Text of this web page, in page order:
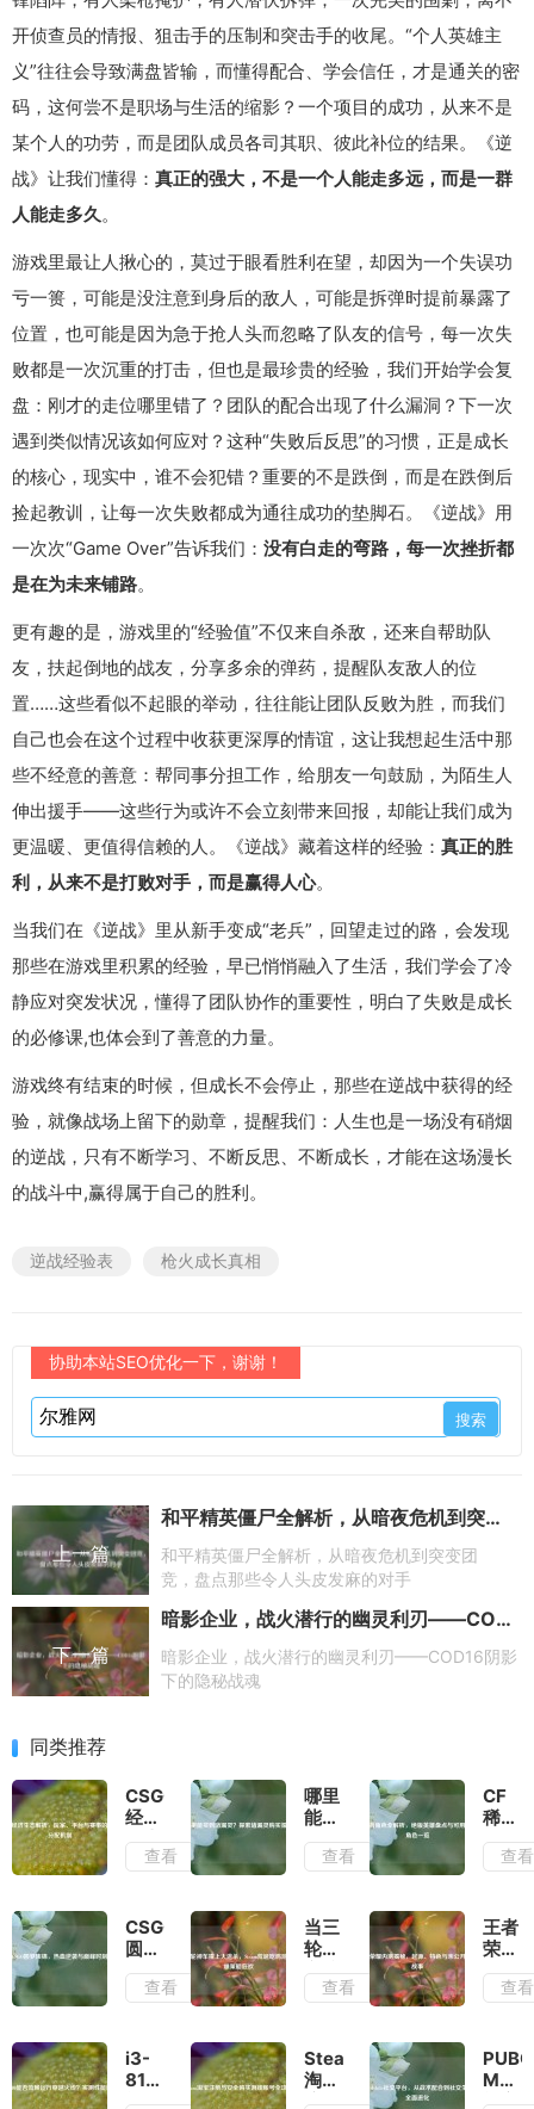
开侦查员的情报、狙击手的压制和突击手的收尾。“个人英雄主
义”往往会导致满盘皆输，而懂得配合、学会信任，才是通关的密
码，这何尝不是职场与生活的缩影？一个项目的成功，从来不是
某个人的功劳，而是团队成员各司其职、彼此补位的结果。《逆
战》让我们懂得： 真正的强大，不是一个人能走多远，而是一群
人能走多久 。
游戏里最让人揪心的，莫过于眼看胜利在望，却因为一个失误功
亏一篑，可能是没注意到身后的敌人，可能是拆弹时提前暴露了
位置，也可能是因为急于抢人头而忽略了队友的信号，每一次失
败都是一次沉重的打击，但也是最珍贵的经验，我们开始学会复
盘：刚才的走位哪里错了？团队的配合出现了什么漏洞？下一次
遇到类似情况该如何应对？这种“失败后反思”的习惯，正是成长
的核心，现实中，谁不会犯错？重要的不是跌倒，而是在跌倒后
捡起教训，让每一次失败都成为通往成功的垫脚石。《逆战》用
一次次“Game Over”告诉我们： 没有白走的弯路，每一次挫折都
是在为未来铺路。
更有趣的是，游戏里的“经验值”不仅来自杀敌，还来自帮助队
友，扶起倒地的战友，分享多余的弹药，提醒队友敌人的位
置……这些看似不起眼的举动，往往能让团队反败为胜，而我们
自己也会在这个过程中收获更深厚的情谊，这让我想起生活中那
些不经意的善意：帮同事分担工作，给朋友一句鼓励，为陌生人
伸出援手——这些行为或许不会立刻带来回报，却能让我们成为
更温暖、更值得信赖的人。《逆战》藏着这样的经验： 真正的胜
利，从来不是打败对手，而是赢得人心。
当我们在《逆战》里从新手变成“老兵”，回望走过的路，会发现
那些在游戏里积累的经验，早已悄悄融入了生活，我们学会了冷
静应对突发状况，懂得了团队协作的重要性，明白了失败是成长
的必修课,也体会到了善意的力量。
游戏终有结束的时候，但成长不会停止，那些在逆战中获得的经
验，就像战场上留下的勋章，提醒我们：人生也是一场没有硝烟
的逆战，只有不断学习、不断反思、不断成长，才能在这场漫长
的战斗中,赢得属于自己的胜利。
逆战经验表 枪火成长真相
协助本站SEO优化一下，谢谢！
上一篇
和平精英僵尸全解析，从暗夜危机到突变团竞，盘点那些令人头皮发麻的对手
和平精英僵尸全解析，从暗夜危机到突变团
竞，盘点那些令人头皮发麻的对手
下一篇
暗影企业，战火潜行的幽灵利刃——COD16阴影下的隐秘战魂
暗影企业，战火潜行的幽灵利刃——COD16阴影
下的隐秘战魂
同类推荐
CSGO
经济
生态
家、
平台
事的
收益
机制
查看
哪里
能买
到堵
堵漏
灵购
买渠
查看
CF
稀有
角色
全解
英雄
盘点
用扩
展角
览
查看
CSGO
圆梦
集
锦，
与巅
峰时
查看
当三
轮神
车撞
上大
Steam
荒诞
吃鸡
查看
王者
荣耀
内测
源、
特色
与未
查看
i3-
8100
能否
Steam
淘宝
注册
PUBG
社交